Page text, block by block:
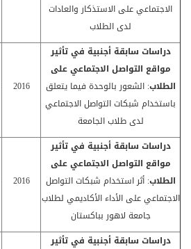
الاجتماعي على الاستذكار والعادات
لدى الطلاب
دراسات سابقة أجنبية فيتأثير
مواقع التواصل الاجتماعي على
الطلاب: الشعور بالوحدة فيما يتعلق
باستخدام شبكات التواصل الاجتماعي
لدى طلاب الجامعة
2016
دراسات سابقة أجنبية فيتأثير
مواقع التواصل الاجتماعي على
الطلاب: أثر استخدام شبكات التواصل
الاجتماعي على الأداء الأكاديمي لطلاب
جامعة لاهور بباكستان
2016
دراسات سابقة أجنبية فيتأثير